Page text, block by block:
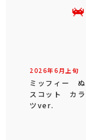
2026年6 月 上旬
ミッフィー ぬ
スコット カラ
ツver.